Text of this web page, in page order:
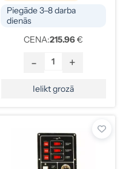
Piegāde 3–8 darba
dienās
CENA:215.96€
- +
Ielikt grozā